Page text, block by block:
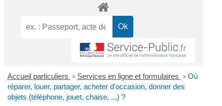
Accueil particuliers > Services en ligne et formulaires > Où
réparer, louer, partager, acheter d'occasion, donner des
objets (téléphone, jouet, chaise, ...) ?